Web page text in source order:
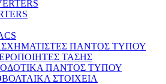
ΠΑΝΤΟΣ ΤΥΠΟΥ
ΤΑΣΗΣ
ΠΑΝΤΟΣ ΤΥΠΟΥ
ΣΤΟΙΧΕΙΑ